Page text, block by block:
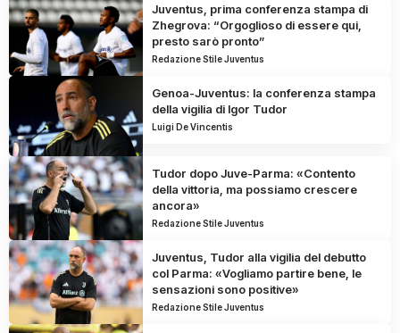
Juventus, prima conferenza stampa di
Zhegrova: “Orgoglioso di essere qui,
presto sarò pronto”
Redazione Stile Juventus
Genoa-Juventus: la conferenza stampa
della vigilia di Igor Tudor
Luigi De Vincentis
Tudor dopo Juve-Parma: «Contento
della vittoria, ma possiamo crescere
ancora»
Redazione Stile Juventus
Juventus, Tudor alla vigilia del debutto
col Parma: «Vogliamo partire bene, le
sensazioni sono positive»
Redazione Stile Juventus